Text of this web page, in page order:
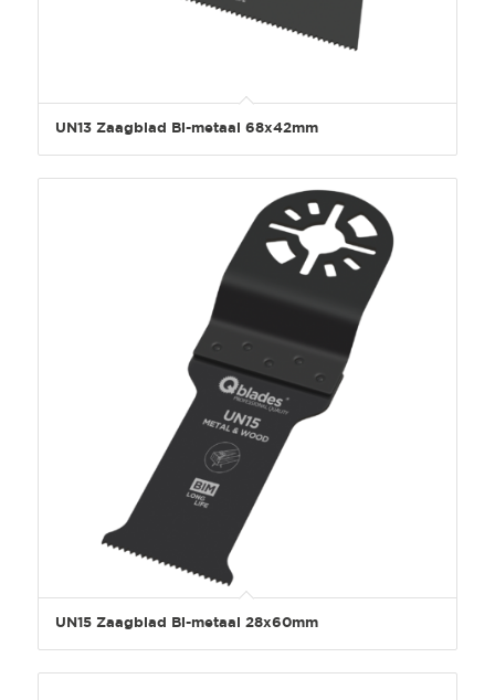
UN13 Zaagblad Bi-metaal 68x42mm
UN15 Zaagblad Bi-metaal 28x60mm